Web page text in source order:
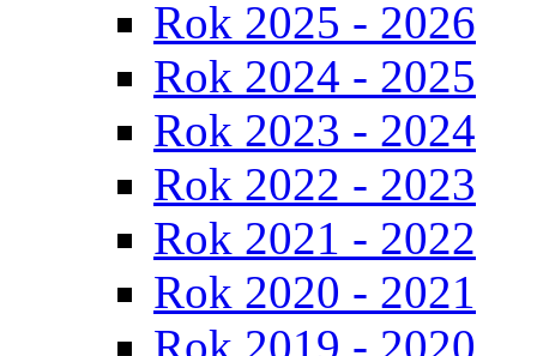
Rok 2025 - 2026
Rok 2024 - 2025
Rok 2023 - 2024
Rok 2022 - 2023
Rok 2021 - 2022
Rok 2020 - 2021
Rok 2019 - 2020